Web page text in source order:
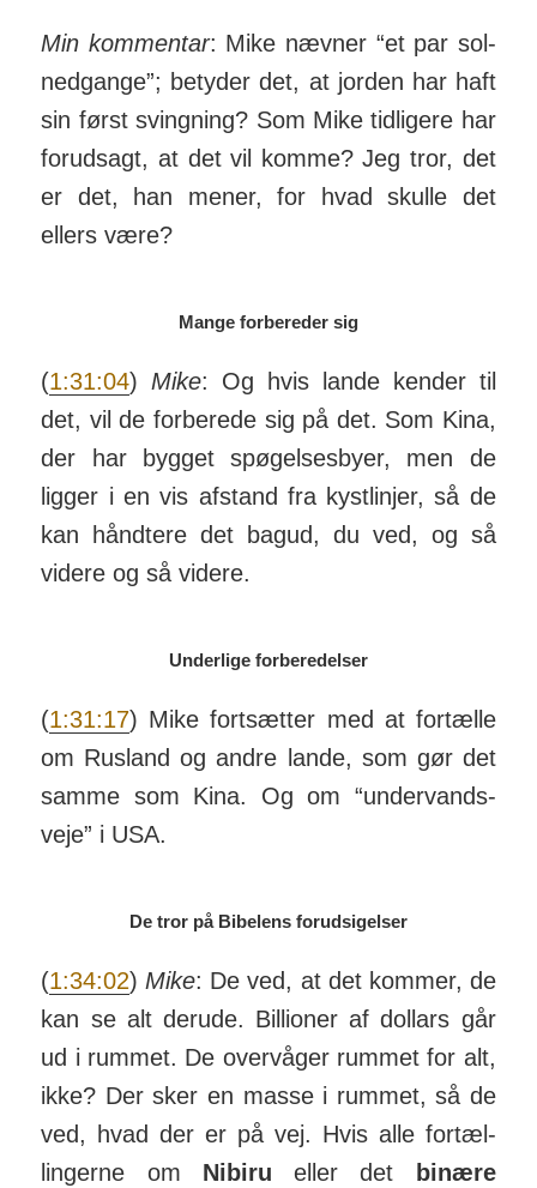
Min kommentar: Mike nævner “et par sol­
ned­gange”; be­tyder det, at jorden har haft
sin først sving­ning? Som Mike tid­ligere har
for­ud­sagt, at det vil komme? Jeg tror, det
er det, han mener, for hvad skulle det
ellers være?
Mange forbereder sig
(1:31:04) Mike: Og hvis lande kender til
det, vil de for­berede sig på det. Som Kina,
der har bygget spøg­el­ses­byer, men de
ligger i en vis af­stand fra kyst­linjer, så de
kan hånd­tere det bagud, du ved, og så
videre og så videre.
Underlige forberedelser
(1:31:17) Mike fortsætter med at fortælle
om Rusland og andre lande, som gør det
samme som Kina. Og om “under­vands­
veje” i USA.
De tror på Bibelens forudsigelser
(1:34:02) Mike: De ved, at det kommer, de
kan se alt derude. Bil­lioner af dollars går
ud i rummet. De over­våger rummet for alt,
ikke? Der sker en masse i rummet, så de
ved, hvad der er på vej. Hvis alle for­tæl­
ling­erne om Nibiru eller det
binære